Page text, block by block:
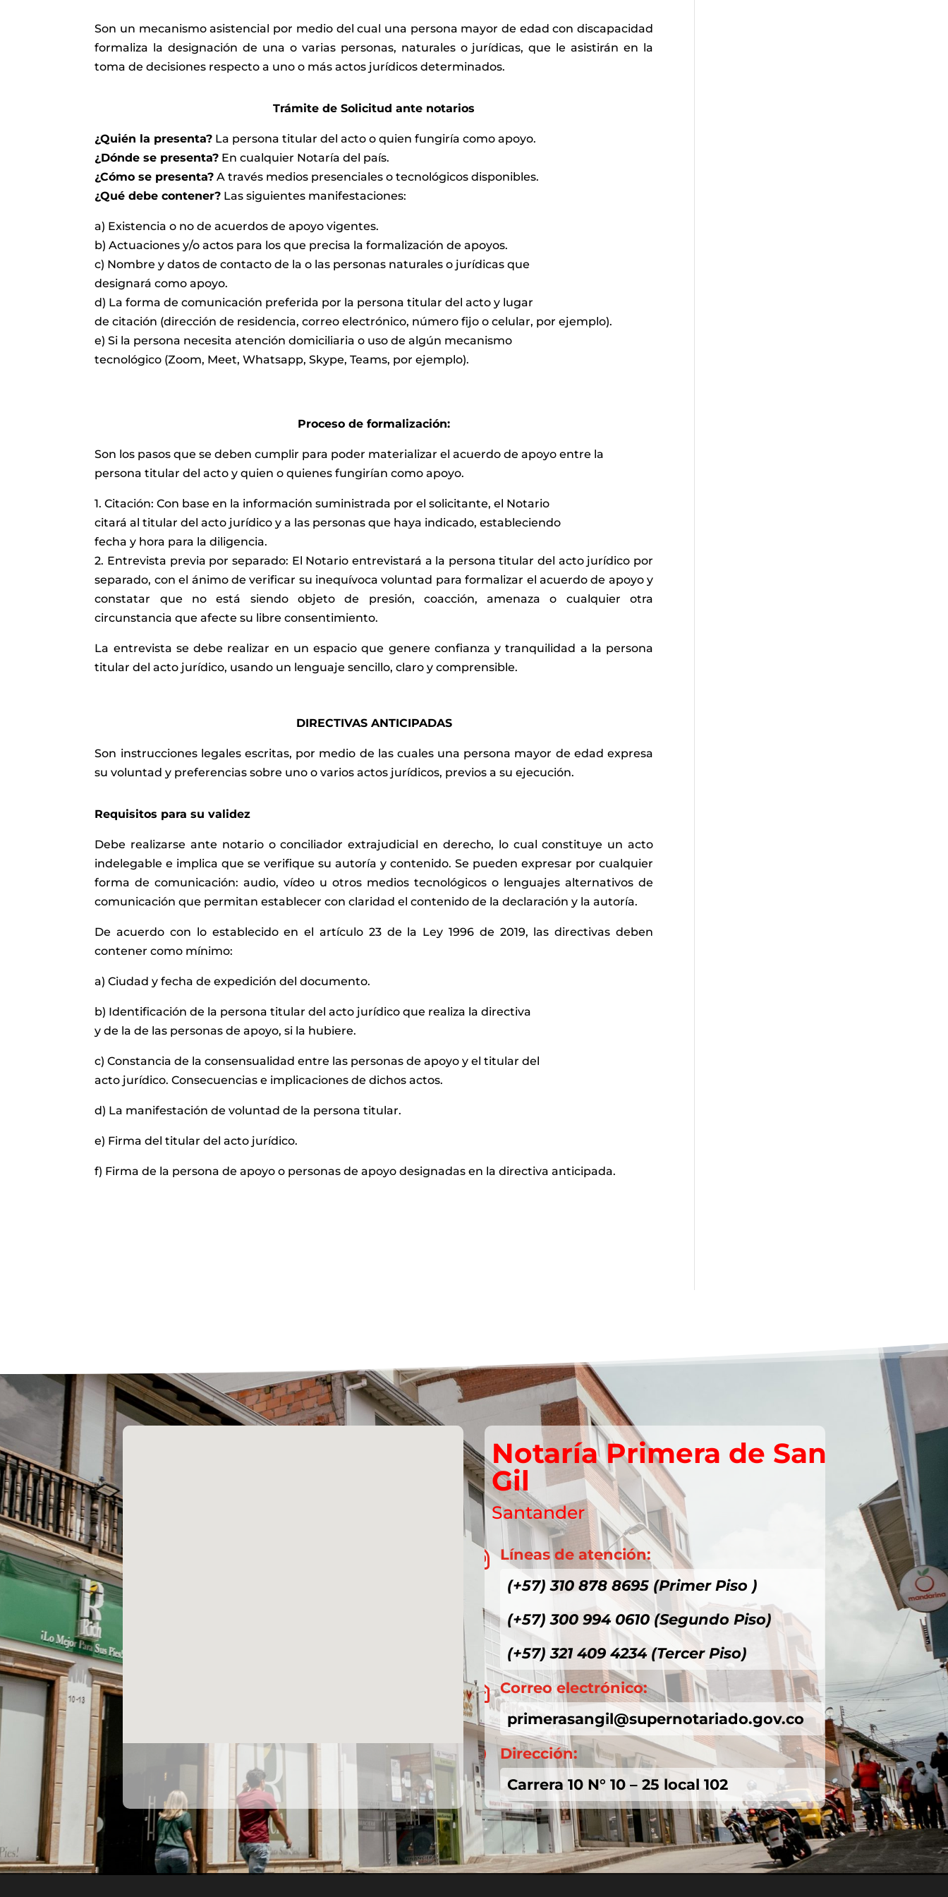
Son un mecanismo asistencial por medio del cual una persona mayor de edad con discapacidad
formaliza la designación de una o varias personas, naturales o jurídicas, que le asistirán en la
toma de decisiones respecto a uno o más actos jurídicos determinados.
Trámite de Solicitud ante notarios
¿Quién la presenta? La persona titular del acto o quien fungiría como apoyo.
¿Dónde se presenta? En cualquier Notaría del país.
¿Cómo se presenta? A través medios presenciales o tecnológicos disponibles.
¿Qué debe contener? Las siguientes manifestaciones:
a) Existencia o no de acuerdos de apoyo vigentes.
b) Actuaciones y/o actos para los que precisa la formalización de apoyos.
c) Nombre y datos de contacto de la o las personas naturales o jurídicas que
designará como apoyo.
d) La forma de comunicación preferida por la persona titular del acto y lugar
de citación (dirección de residencia, correo electrónico, número fijo o celular, por ejemplo).
e) Si la persona necesita atención domiciliaria o uso de algún mecanismo
tecnológico (Zoom, Meet, Whatsapp, Skype, Teams, por ejemplo).
Proceso de formalización:
Son los pasos que se deben cumplir para poder materializar el acuerdo de apoyo entre la
persona titular del acto y quien o quienes fungirían como apoyo.
1. Citación: Con base en la información suministrada por el solicitante, el Notario
citará al titular del acto jurídico y a las personas que haya indicado, estableciendo
fecha y hora para la diligencia.
2. Entrevista previa por separado: El Notario entrevistará a la persona titular del acto jurídico por
separado, con el ánimo de verificar su inequívoca voluntad para formalizar el acuerdo de apoyo y
constatar que no está siendo objeto de presión, coacción, amenaza o cualquier otra
circunstancia que afecte su libre consentimiento.
La entrevista se debe realizar en un espacio que genere confianza y tranquilidad a la persona
titular del acto jurídico, usando un lenguaje sencillo, claro y comprensible.
DIRECTIVAS ANTICIPADAS
Son instrucciones legales escritas, por medio de las cuales una persona mayor de edad expresa
su voluntad y preferencias sobre uno o varios actos jurídicos, previos a su ejecución.
Requisitos para su validez
Debe realizarse ante notario o conciliador extrajudicial en derecho, lo cual constituye un acto
indelegable e implica que se verifique su autoría y contenido. Se pueden expresar por cualquier
forma de comunicación: audio, vídeo u otros medios tecnológicos o lenguajes alternativos de
comunicación que permitan establecer con claridad el contenido de la declaración y la autoría.
De acuerdo con lo establecido en el artículo 23 de la Ley 1996 de 2019, las directivas deben
contener como mínimo:
a) Ciudad y fecha de expedición del documento.
b) Identificación de la persona titular del acto jurídico que realiza la directiva
y de la de las personas de apoyo, si la hubiere.
c) Constancia de la consensualidad entre las personas de apoyo y el titular del
acto jurídico. Consecuencias e implicaciones de dichos actos.
d) La manifestación de voluntad de la persona titular.
e) Firma del titular del acto jurídico.
f) Firma de la persona de apoyo o personas de apoyo designadas en la directiva anticipada.
Notaría Primera de San
Gil
Santander

Líneas de atención:
(+57) 310 878 8695 (Primer Piso )
(+57) 300 994 0610 (Segundo Piso)
(+57) 321 409 4234 (Tercer Piso)
 Correo electrónico:
primerasangil@supernotariado.gov.co

Dirección:
Carrera 10 N° 10 – 25 local 102